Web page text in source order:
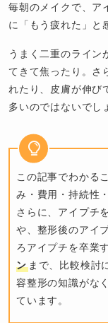
毎朝のメイクで、
に「もう疲れた」と
うまく二重のライン
てきて焦ったり。さ
れたり、皮膚が伸び
多いのではないでし
この記事でわかる
み・費用・持続性
さらに、アイプチ
や、整形後のアイ
ろアイプチを卒業
ンまで、比較検討
容整形の知識がな
ています。